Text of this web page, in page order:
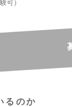
可）
るのか